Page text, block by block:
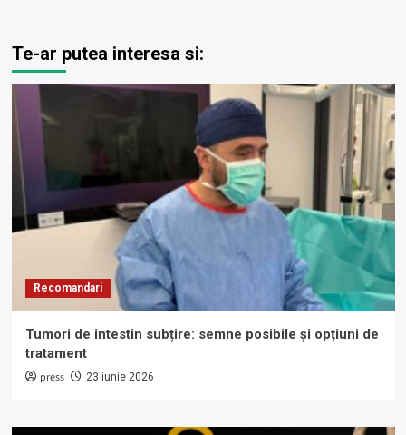
Te-ar putea interesa si:
Recomandari
Tumori de intestin subțire: semne posibile și opțiuni de
tratament
press 23 iunie 2026